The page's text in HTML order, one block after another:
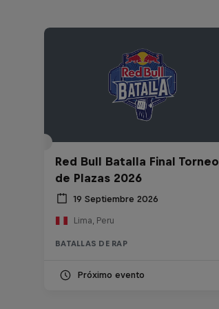
Red Bull Batalla Final Torneo
de Plazas 2026
19 Septiembre 2026
Lima, Peru
BATALLAS DE RAP
Próximo evento